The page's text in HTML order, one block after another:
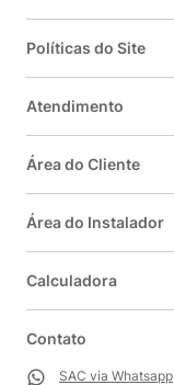
Políticas do Site
Atendimento
Área do Cliente
Área do Instalador
Calculadora
Contato
SAC via Whatsapp